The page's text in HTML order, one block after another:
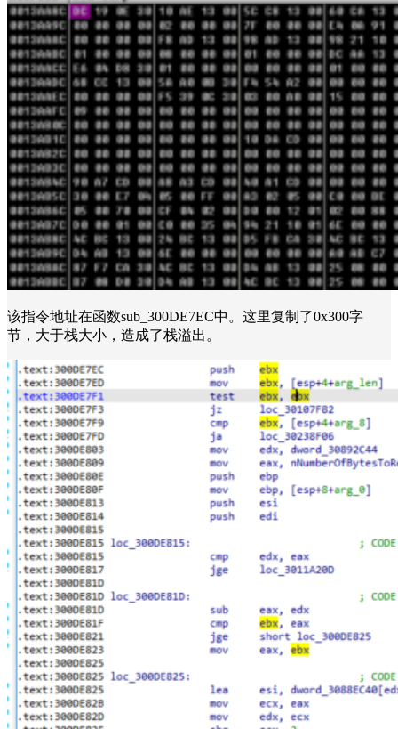
该指令地址在函数sub_300DE7EC中。这里复制了0x300字
节，大于栈大小，造成了栈溢出。